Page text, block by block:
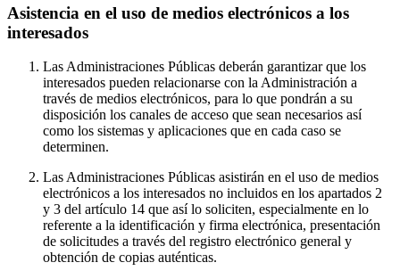
Asistencia en el uso de medios electrónicos a los
interesados
Las Administraciones Públicas deberán garantizar que los
interesados pueden relacionarse con la Administración a
través de medios electrónicos, para lo que pondrán a su
disposición los canales de acceso que sean necesarios así
como los sistemas y aplicaciones que en cada caso se
determinen.
Las Administraciones Públicas asistirán en el uso de medios
electrónicos a los interesados no incluidos en los apartados 2
y 3 del artículo 14 que así lo soliciten, especialmente en lo
referente a la identificación y firma electrónica, presentación
de solicitudes a través del registro electrónico general y
obtención de copias auténticas.